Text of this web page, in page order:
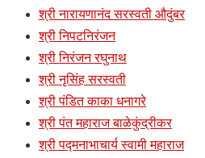
श्री नारायणानंद सरस्वती औदुंबर
श्री निपटनिरंजन
श्री निरंजन रघुनाथ
श्री नृसिंह सरस्वती
श्री पंडित काका धनागरे
श्री पंत महाराज बाळेकुंद्रीकर
श्री पद्मनाभाचार्य स्वामी महाराज